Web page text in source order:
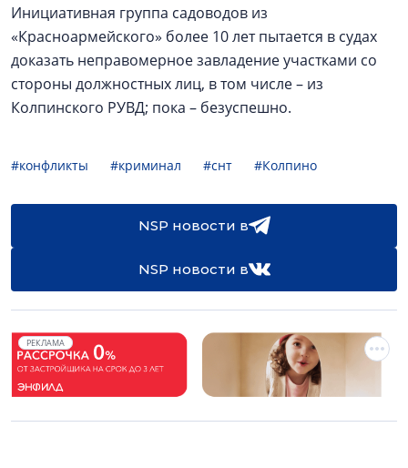
Инициативная группа садоводов из
«Красноармейского» более 10 лет пытается в судах
доказать неправомерное завладение участками со
стороны должностных лиц, в том числе – из
Колпинского РУВД; пока – безуспешно.
#конфликты #криминал #снт #Колпино
NSP новости в
NSP новости в
РЕКЛАМА